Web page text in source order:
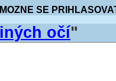
SE
očí"